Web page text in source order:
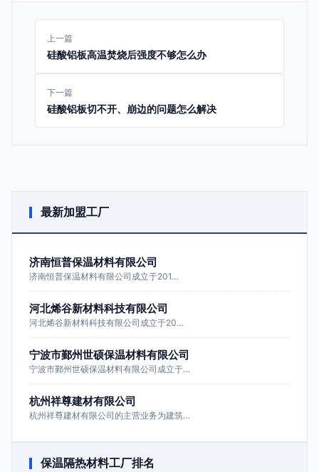
上一篇
硅酸铝板高温焚烧后强度不够怎么办
下一篇
硅酸铝板切不开、崩边的问题怎么解决
最新加盟工厂
济南恒普保温材料有限公司
济南恒普保温材料有限公司成立于201…
河北烯谷新材料科技有限公司
河北烯谷新材料科技有限公司成立于20…
宁波市鄞州世硕保温材料有限公司
宁波市鄞州世硕保温材料有限公司成立于…
杭州祥尊建材有限公司
杭州祥尊建材有限公司的主营业务为建筑…
保温隔热材料工厂排名